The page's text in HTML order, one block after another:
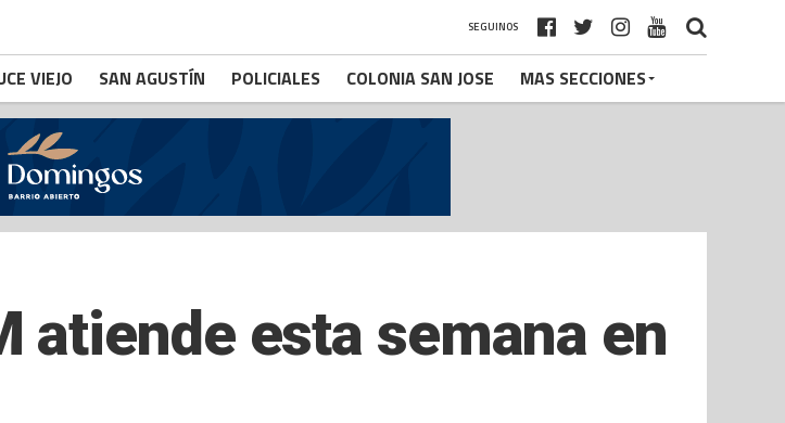
SEGUINOS
VIEJO SAN AGUSTÍN POLICIALES COLONIA SAN JOSE MAS SECCIONES
atiende esta semana en